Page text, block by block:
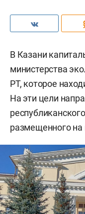
В Казани
министерства
РТ, которое
На эти цели
размещенного на